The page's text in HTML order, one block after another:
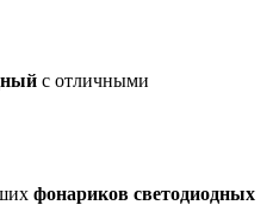
с отличными
фонариков светодиодных